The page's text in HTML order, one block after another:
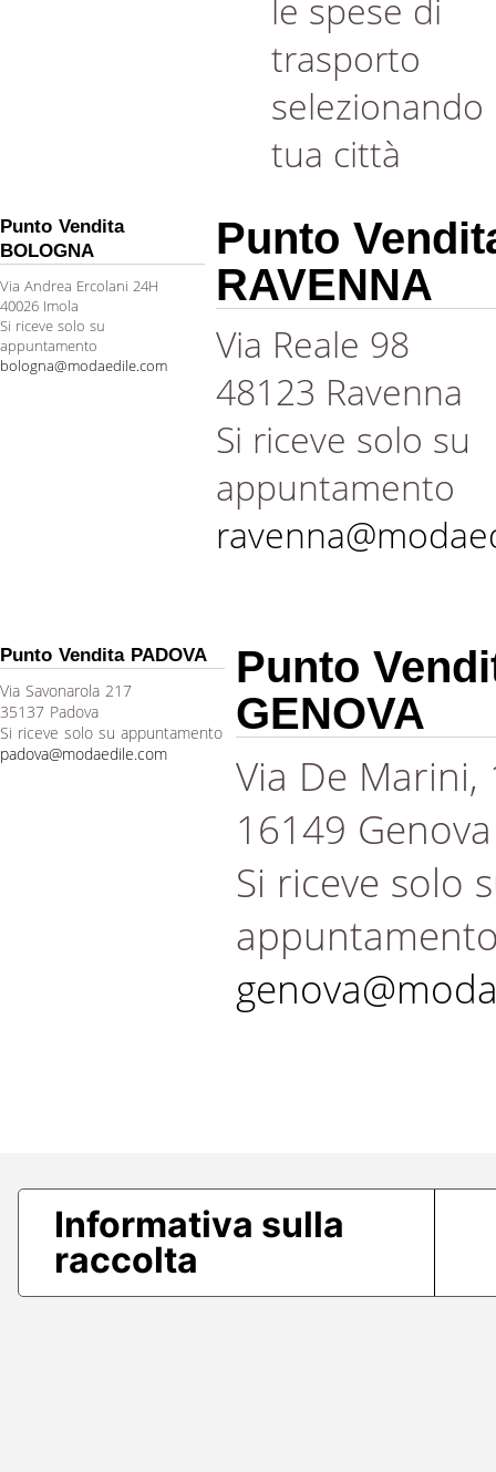
le spese di
trasporto
selezionando
tua città
Punto Vendita
BOLOGNA
Via Andrea Ercolani 24H
40026 Imola
Si riceve solo su
appuntamento
bologna@modaedile.com
Punto
RAVENNA
Via Reale 98
48123 Ravenna
Si riceve solo su
appuntamento
Punto Vendita PADOVA
Via Savonarola 217
35137 Padova
Si riceve solo su appuntamento
padova@modaedile.com
Punto
GENOVA
Via De Marini,
16149 Genova
Si riceve solo
Informativa sulla
raccolta